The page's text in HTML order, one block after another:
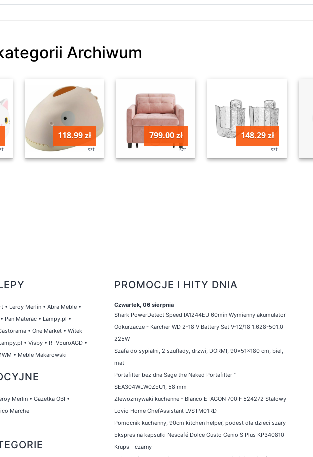
Archiwum
118.99 zł
szt
799.00 zł
szt
148.29 zł
szt
• Leroy Merlin • Abra Meble •
• Pan Materac • Lampy.pl •
• One Market • Witek
• Visby • RTVEuroAGD •
• Meble Makarowski
Merlin • Gazetka OBI •
Marche
PROMOCJE I HITY DNIA
Czwartek, 06 sierpnia
Shark PowerDetect Speed IA1244EU 60min Wymienny akumulator
Odkurzacze - Karcher WD 2-18 V Battery Set V-12/18 1.628-501.0
225W
Szafa do sypialni, 2 szuflady, drzwi, DORMI, 90x51x180 cm, biel,
mat
Portafilter bez dna Sage the Naked Portafilter™
SEA304WLW0ZEU1, 58 mm
Zlewozmywaki kuchenne - Blanco ETAGON 700IF 524272 Stalowy
Lovio Home ChefAssistant LVSTM01RD
Pomocnik kuchenny, 90cm kitchen helper, podest dla dzieci szary
Ekspres na kapsułki Nescafé Dolce Gusto Genio S Plus KP340810
Krups - czarny